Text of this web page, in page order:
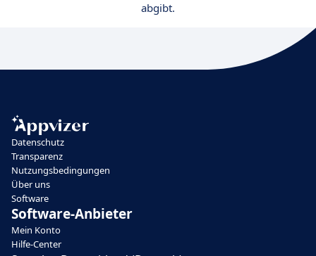
abgibt.
Datenschutz
Transparenz
Nutzungsbedingungen
Über uns
Software
Software-Anbieter
Mein Konto
Hilfe-Center